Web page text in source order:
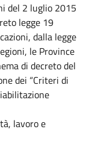
del 2 luglio 2015
legge 19
dalla legge
le Province
di decreto del
dei “Criteri di
lavoro e